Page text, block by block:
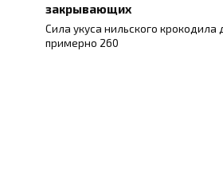
закрывающих
Сила укуса нильского крокодила
примерно 260